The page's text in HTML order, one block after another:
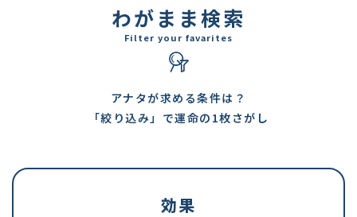
わがまま検索
Filter your favarites
アナタが求める条件は？
「絞り込み」で運命の1枚さがし
効果